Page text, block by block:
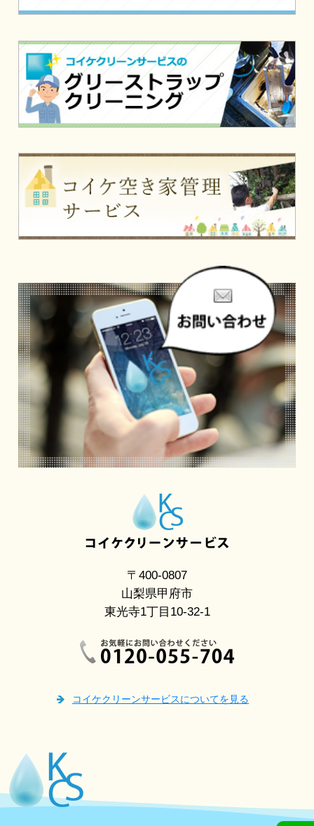
〒400-0807
山梨県甲府市
東光寺1丁目10-32-1
コイケクリーンサービスについてを見る